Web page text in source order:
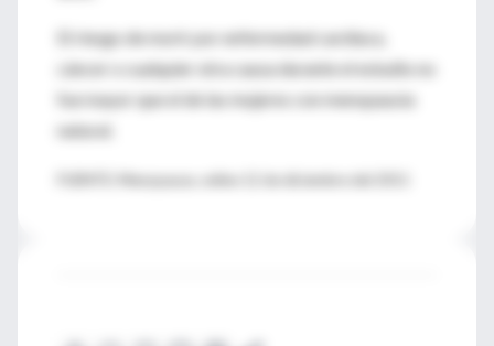
El riesgo de morir por enfermedad cardíaca,
cáncer o cualquier otra causa durante el estudio no
fue mayor que el de las mujeres con menopausia
natural.